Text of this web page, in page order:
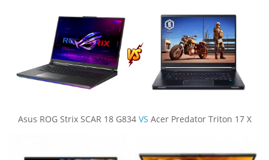
Asus ROG Strix SCAR 18 G834 VS Acer Predator Triton 17 X